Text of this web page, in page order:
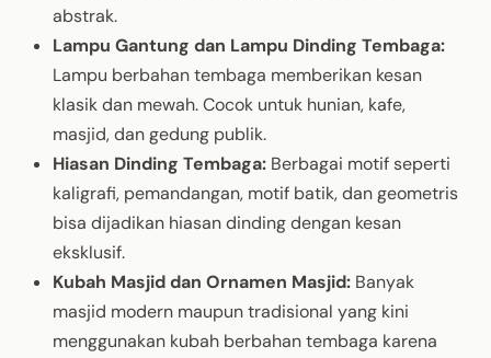
abstrak.
Lampu Gantung dan Lampu Dinding Tembaga:
Lampu berbahan tembaga memberikan kesan
klasik dan mewah. Cocok untuk hunian, kafe,
masjid, dan gedung publik.
Hiasan Dinding Tembaga: Berbagai motif seperti
kaligrafi, pemandangan, motif batik, dan geometris
bisa dijadikan hiasan dinding dengan kesan
eksklusif.
Kubah Masjid dan Ornamen Masjid: Banyak
masjid modern maupun tradisional yang kini
menggunakan kubah berbahan tembaga karena